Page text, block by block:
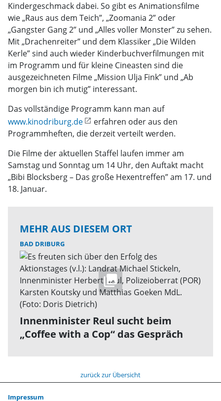
Kindergeschmack dabei. So gibt es Animationsfilme
wie „Raus aus dem Teich”, „Zoomania 2” oder
„Gangster Gang 2” und „Alles voller Monster” zu sehen.
Mit „Drachenreiter” und dem Klassiker „Die Wilden
Kerle” sind auch wieder Kinderbuchverfilmungen mit
im Programm und für kleine Cineasten sind die
ausgezeichneten Filme „Mission Ulja Fink” und „Ab
morgen bin ich mutig” interessant.
Das vollständige Programm kann man auf
www.kinodriburg.de
erfahren oder aus den
Programmheften, die derzeit verteilt werden.
Die Filme der aktuellen Staffel laufen immer am
Samstag und Sonntag um 14 Uhr, den Auftakt macht
„Bibi Blocksberg – Das große Hexentreffen” am 17. und
18. Januar.
MEHR AUS DIESEM ORT
BAD DRIBURG
Innenminister Reul sucht beim
„Coffee with a Cop“ das Gespräch
zurück zur Übersicht
Impressum